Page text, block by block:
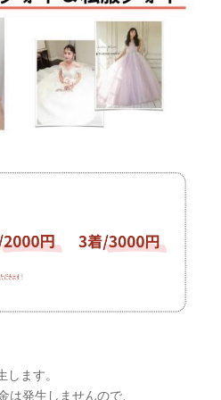
ます。
は発生しませんので、